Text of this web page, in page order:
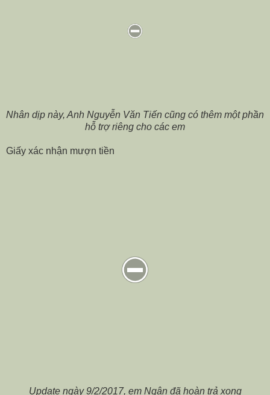
Nhân dịp này, Anh Nguyễn Văn Tiến cũng có thêm một phần
hỗ trợ riêng cho các em
Giấy xác nhận mượn tiền
Update ngày 9/2/2017, em Ngân đã hoàn trả xong